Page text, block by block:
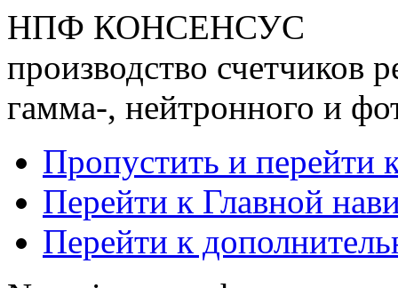
НПФ КОНСЕНСУС
производство счетчиков
гамма-, нейтронного и
Пропустить и перейти
Перейти к Главной
Перейти к